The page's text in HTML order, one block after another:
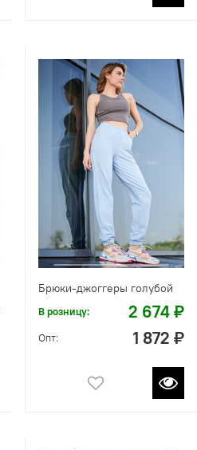
Брюки-джоггеры голубой
В розницу: 2 674 ₽
Опт: 1 872 ₽